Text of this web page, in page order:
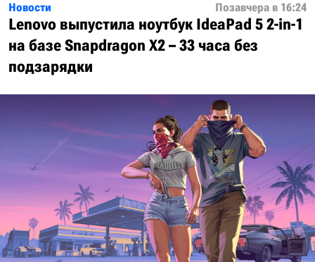
Новости Позавчера в 16:24
Lenovo выпустила ноутбук IdeaPad 5 2-in-1
на базе Snapdragon X2 – 33 часа без
подзарядки